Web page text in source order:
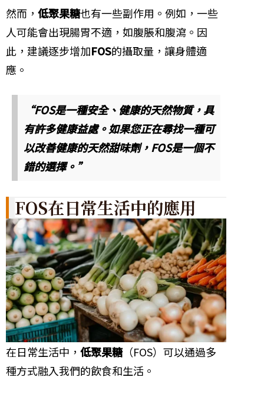
然而， 低聚果糖也有一些副作用。例如，一些
人可能會出現腸胃不適，如腹脹和腹瀉。因
此，建議逐步增加FOS的攝取量，讓身體適
應。
“FOS是一種安全、健康的天然物質，具
有許多健康益處。如果您正在尋找一種可
以改善健康的天然甜味劑，FOS是一個不
錯的選擇。”
FOS在日常生活中的應用
在日常生活中， 低聚果糖（FOS）可以通過多
種方式融入我們的飲食和生活。